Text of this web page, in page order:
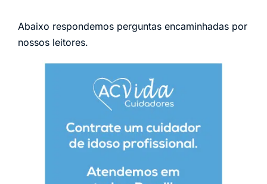
Abaixo respondemos perguntas encaminhadas por
nossos leitores.